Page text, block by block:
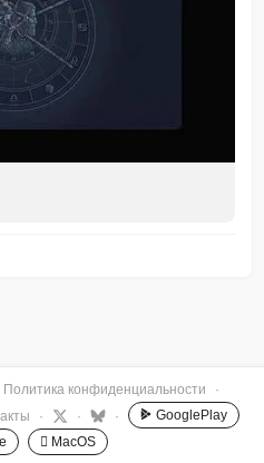
Политика конфиденциальности
·
· · ·
GooglePlay
 MacOS